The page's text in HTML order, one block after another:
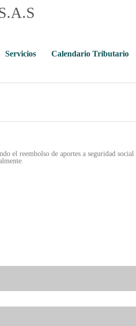
Servicios Calendario Tributario
el reembolso de aportes a seguridad